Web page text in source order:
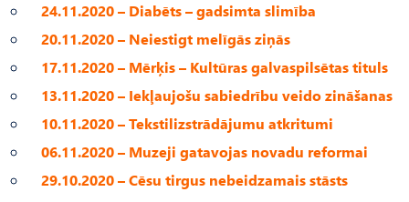
24.11.2020 – Diabēts – gadsimta slimība
20.11.2020 – Neiestigt melīgās ziņās
17.11.2020 – Mērķis – Kultūras galvaspilsētas tituls
13.11.2020 – Iekļaujošu sabiedrību veido zināšanas
10.11.2020 – Tekstilizstrādājumu atkritumi
06.11.2020 – Muzeji gatavojas novadu reformai
29.10.2020 – Cēsu tirgus nebeidzamais stāsts